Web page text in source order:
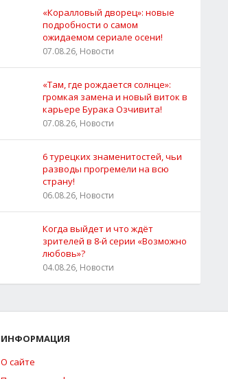
«Коралловый дворец»: новые
подробности о самом
ожидаемом сериале осени!
07.08.26, Новости
«Там, где рождается солнце»:
громкая замена и новый виток в
карьере Бурака Озчивита!
07.08.26, Новости
6 турецких знаменитостей, чьи
разводы прогремели на всю
страну!
06.08.26, Новости
Когда выйдет и что ждёт
зрителей в 8-й серии «Возможно
любовь»?
04.08.26, Новости
ИНФОРМАЦИЯ
О сайте